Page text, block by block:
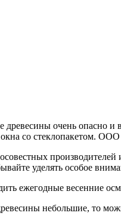
древесины очень опасно
со стеклопакетом.
уделять особое
ежегодные весенние
небольшие, то